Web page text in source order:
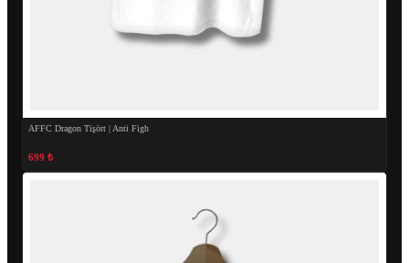
AFFC Dragon Tişört | Anti Figh
699 ₺